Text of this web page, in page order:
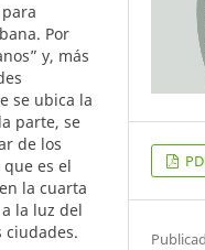
Por
y, más
se ubica la
parte, se
de los
es el
la cuarta
la luz del
ciudades.